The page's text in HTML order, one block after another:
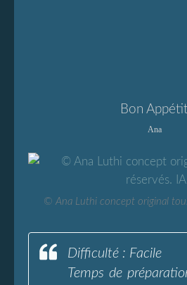
Bon
Ana
© Ana Luthi concept original
Difficulté : Facile
Temps de